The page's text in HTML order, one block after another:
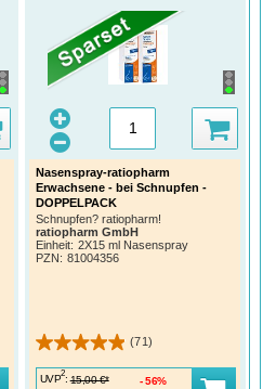
Nasenspray-ratiopharm
Erwachsene - bei Schnupfen -
DOPPELPACK
Schnupfen? ratiopharm!
ratiopharm GmbH
Einheit: 2X15 ml Nasenspray
PZN: 81004356
(71)
UVP
2
: 15,00 €*
56%